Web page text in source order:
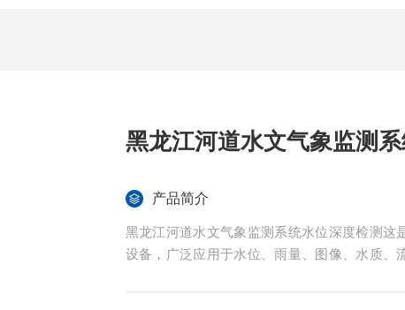
黑龙江河道水文气象监测
产品简介
黑龙江河道水文气象监测系统水位深度检测这
设备，广泛应用于水位、雨量、图像、水质、